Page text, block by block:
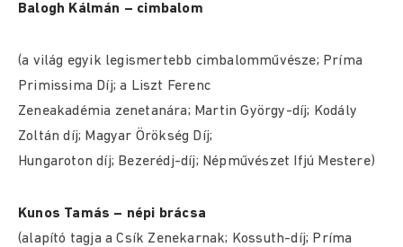
Balogh Kálmán – cimbalom
(a világ egyik legismertebb cimbalomművésze; Príma
Primissima Díj; a Liszt Ferenc
Zeneakadémia zenetanára; Martin György-díj; Kodály
Zoltán díj; Magyar Örökség Díj;
Hungaroton díj; Bezerédj-díj; Népművészet Ifjú Mestere)
Kunos Tamás – népi brácsa
(alapító tagja a Csík Zenekarnak; Kossuth-díj; Príma